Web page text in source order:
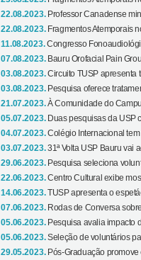
22.08.2023. Professor Canadense
22.08.2023. Fragmentos Atemporais
11.08.2023.Congresso
07.08.2023. Bauru Orofacial Pain
03.08.2023.Circuito TUSP apresenta
03.08.2023. Pesquisa oferece
21.07.2023.À Comunidade do
05.07.2023. Duas pesquisas da USP
04.07.2023.Colégio Internacional
03.07.2023.31ª Volta USP Bauru vai
29.06.2023. Pesquisa seleciona
22.06.2023.Centro Cultural exibe
14.06.2023.TUSP apresenta o
07.06.2023. Rodas de Conversa
05.06.2023. Pesquisa avalia impacto
05.06.2023.Seleção de voluntários
29.05.2023. Pós-Graduação